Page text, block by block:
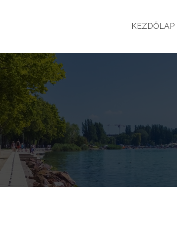
KEZDŐLAP